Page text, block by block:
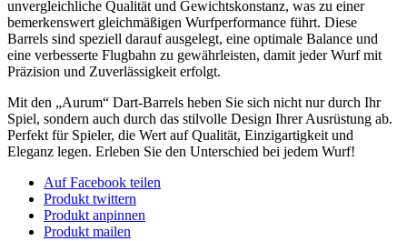
unvergleichliche Qualität und Gewichtskonstanz, was zu einer
bemerkenswert gleichmäßigen Wurfperformance führt. Diese
Barrels sind speziell darauf ausgelegt, eine optimale Balance und
eine verbesserte Flugbahn zu gewährleisten, damit jeder Wurf mit
Präzision und Zuverlässigkeit erfolgt.
Mit den „Aurum“ Dart-Barrels heben Sie sich nicht nur durch Ihr
Spiel, sondern auch durch das stilvolle Design Ihrer Ausrüstung ab.
Perfekt für Spieler, die Wert auf Qualität, Einzigartigkeit und
Eleganz legen. Erleben Sie den Unterschied bei jedem Wurf!
Auf Facebook teilen
Produkt twittern
Produkt anpinnen
Produkt mailen